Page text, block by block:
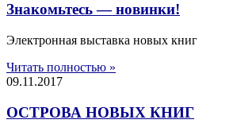
Знакомьтесь — новинки!
Электронная выставка новых книг
Читать полностью »
09.11.2017
ОСТРОВА НОВЫХ КНИГ